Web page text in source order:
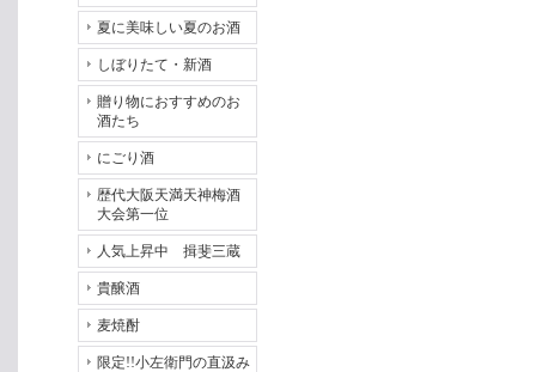
夏に美味しい夏のお酒
しぼりたて・新酒
贈り物におすすめのお
酒たち
にごり酒
歴代大阪天満天神梅酒
大会第一位
人気上昇中 揖斐三蔵
貴醸酒
麦焼酎
限定!!小左衛門の直汲み